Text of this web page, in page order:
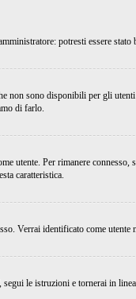
potresti essere
non sono disponibili per gli
di farlo.
utente. Per rimanere
caratteristica.
Verrai identificato come utente
, segui le istruzioni e tornerai in